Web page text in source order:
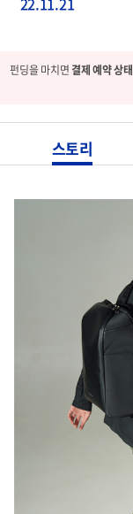
펀딩을 마치면결제 예약 상태
스토리